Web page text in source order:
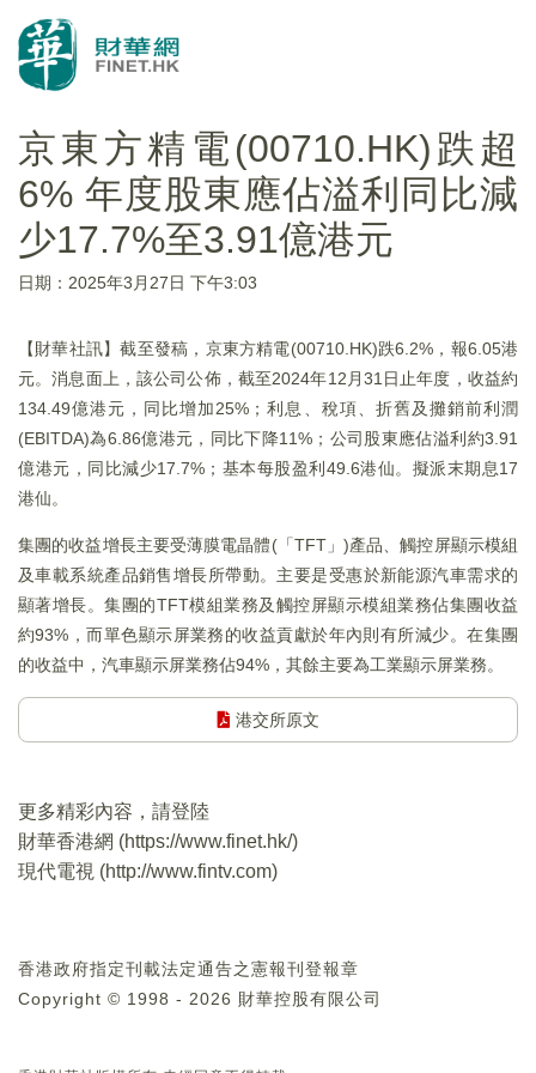
京東方精電(00710.HK)跌超
6% 年度股東應佔溢利同比減
少17.7%至3.91億港元
日期：2025年3月27日 下午3:03
【財華社訊】截至發稿，京東方精電(00710.HK)跌6.2%，報6.05港
元。消息面上，該公司公佈，截至2024年12月31日止年度，收益約
134.49億港元，同比增加25%；利息、稅項、折舊及攤銷前利潤
(EBITDA)為6.86億港元，同比下降11%；公司股東應佔溢利約3.91
億港元，同比減少17.7%；基本每股盈利49.6港仙。擬派末期息17
港仙。
集團的收益增長主要受薄膜電晶體(「TFT」)產品、觸控屏顯示模組
及車載系統產品銷售增長所帶動。主要是受惠於新能源汽車需求的
顯著增長。集團的TFT模組業務及觸控屏顯示模組業務佔集團收益
約93%，而單色顯示屏業務的收益貢獻於年內則有所減少。在集團
的收益中，汽車顯示屏業務佔94%，其餘主要為工業顯示屏業務。
港交所原文
更多精彩內容，請登陸
財華香港網 (https://www.finet.hk/)
現代電視 (http://www.fintv.com)
香港政府指定刊載法定通告之憲報刊登報章
Copyright © 1998 - 2026 財華控股有限公司